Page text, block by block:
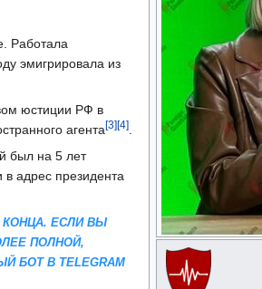
Работала
эмигрировала из
юстиции РФ в
агента[3][4].
был на 5 лет
в адрес президента
КОНЦА. ЕСЛИ ВЫ
ПОЛНОЙ,
БОТ В TELEGRAM